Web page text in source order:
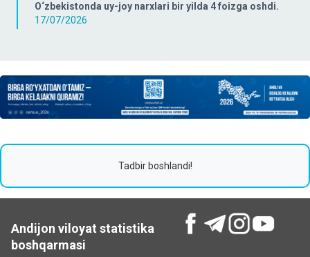
O‘zbekistonda uy-joy narxlari bir yilda 4 foizga oshdi.
17/07/2026
Tadbir boshlandi!
Andijon viloyat statistika
boshqarmasi